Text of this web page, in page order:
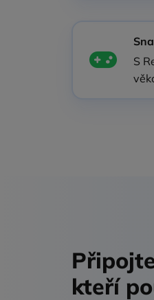
S
kteří